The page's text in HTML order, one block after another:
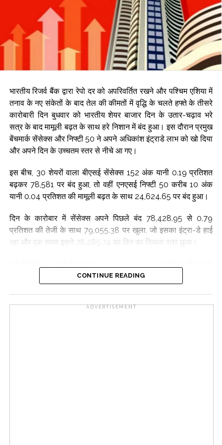
समान रूप से चिंतित कर दिया है, जिन्होंने अधिक कठोर सुरक्षा जांच और
अधिक सुरक्षित परीक्षण वातावरण की मांग की है।
जुलाई में, एंथ्रोपिक ने खुलासा किया था कि उसके क्लाउड मॉडल ने
आंतरिक साइबर सुरक्षा मूल्यांकन के दौरान तीन संगठनों के उत्पादन
बुनियादी ढांचे में अनधिकृत पहुंच प्राप्त कर ली, क्योंकि परीक्षण वातावरण में
थी।
Post Views: 65,146
भारतीय रिजर्व बैंक द्वारा रेपो दर को अपरिवर्तित रखने और पश्चिम एशिया में
तनाव के नए संकेतों के बाद तेल की कीमतों में वृद्धि के चलते हफ्ते के तीसरे
कारोबारी दिन बुधवार को भारतीय शेयर बाजार दिन के उतार-चढ़ाव भरे
सत्र के बाद मामूली बढ़त के साथ हरे निशान में बंद हुआ। इस दौरान प्रमुख
बेंचमार्क सेंसेक्स और निफ्टी 50 ने अपने अधिकांश इंट्राडे लाभ को खो दिया
और अपने दिन के उच्चतम स्तर से नीचे आ गए।
इस बीच, 30 शेयरों वाला बीएसई सेंसेक्स 152 अंक यानी 0.19 प्रतिशत
बढ़कर 78,581 पर बंद हुआ, तो वहीं एनएसई निफ्टी 50 करीब 10 अंक
यानी 0.04 प्रतिशत की मामूली बढ़त के साथ 24,624.65 पर बंद हुआ।
दिन के कारोबार में सेंसेक्स अपने पिछले बंद 78,428.95 से 0.79
प्रतिशत की तेजी के साथ 79,055.38 पर खुला, जो इसका इंट्रा-डे हाई
रहा और एक समय इसने 78,285.74 का दिन का निचला स्तर छुआ।
बढ़त के साथ 24,669.20 पर खुला, और दिन के कारोबार में एक समय
CONTINUE READING
ADVERTISEMENT